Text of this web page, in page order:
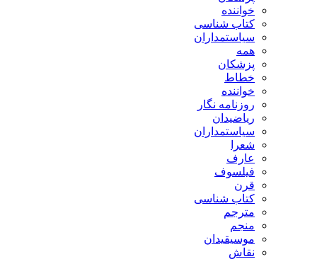
خواننده
کتاب شناسی
سیاستمداران
همه
پزشکان
خطاط
خواننده
روزنامه نگار
ریاضیدان
سیاستمداران
شعرا
عارف
فیلسوف
قرن
کتاب شناسی
مترجم
منجم
موسیقیدان
نقاش